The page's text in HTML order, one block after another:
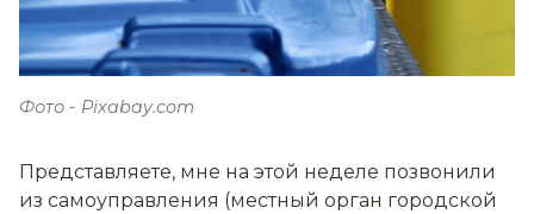
Фото - Pixabay.com
Представляете, мне на этой неделе позвонили
из самоуправления (местный орган городской